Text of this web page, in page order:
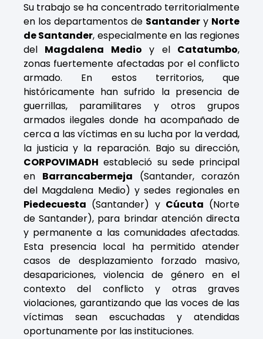
Su trabajo se ha concentrado territorialmente
en los departamentos de Santander y Norte
de Santander, especialmente en las regiones
del Magdalena Medio y el Catatumbo,
zonas fuertemente afectadas por el conflicto
armado. En estos territorios, que
históricamente han sufrido la presencia de
guerrillas, paramilitares y otros grupos
armados ilegales donde ha acompañado de
cerca a las víctimas en su lucha por la verdad,
la justicia y la reparación. Bajo su dirección,
CORPOVIMADH estableció su sede principal
en Barrancabermeja (Santander, corazón
del Magdalena Medio) y sedes regionales en
Piedecuesta (Santander) y Cúcuta (Norte
de Santander), para brindar atención directa
y permanente a las comunidades afectadas.
Esta presencia local ha permitido atender
casos de desplazamiento forzado masivo,
desapariciones, violencia de género en el
contexto del conflicto y otras graves
violaciones, garantizando que las voces de las
víctimas sean escuchadas y atendidas
oportunamente por las instituciones.